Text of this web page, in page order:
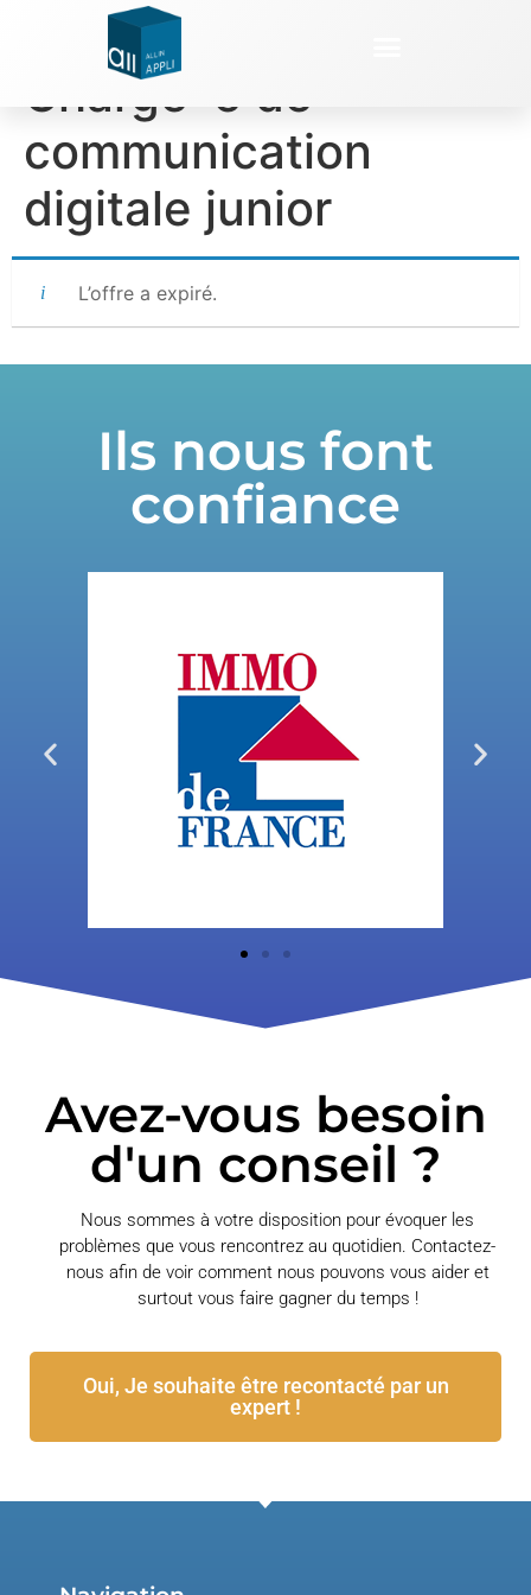
Stage (3 mois+) :
Chargé•e de
communication
digitale junior
L’offre a expiré.
Ils nous font
confiance
Avez-vous besoin
d'un conseil ?
Nous sommes à votre disposition pour évoquer les
problèmes que vous rencontrez au quotidien. Contactez-
nous afin de voir comment nous pouvons vous aider et
surtout vous faire gagner du temps !
Oui, Je souhaite être recontacté par un
expert !